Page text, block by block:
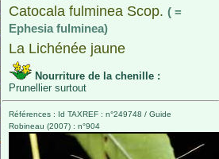
Catocala fulminea Scop. ( =
Ephesia fulminea)
La Lichénée jaune
Nourriture de la chenille :
Prunellier surtout
Références : Id TAXREF : n°249748 / Guide
Robineau (2007) : n°904